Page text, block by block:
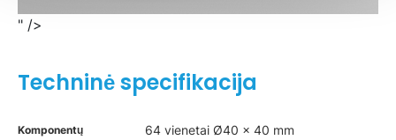
" />
Techninė specifikacija
Komponentų
64 vienetai Ø40 x 40 mm